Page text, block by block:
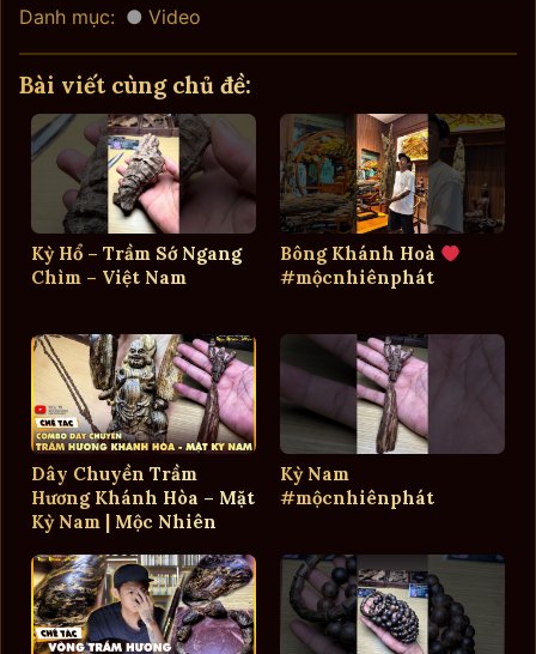
Danh mục: Video
Bài viết cùng chủ đề:
Kỳ Hổ – Trầm Sớ Ngang
Chìm – Việt Nam
Bông Khánh Hoà
#mộcnhiênphát
Dây Chuyền Trầm
Hương Khánh Hòa – Mặt
Kỳ Nam | Mộc Nhiên
Kỳ Nam
#mộcnhiênphát